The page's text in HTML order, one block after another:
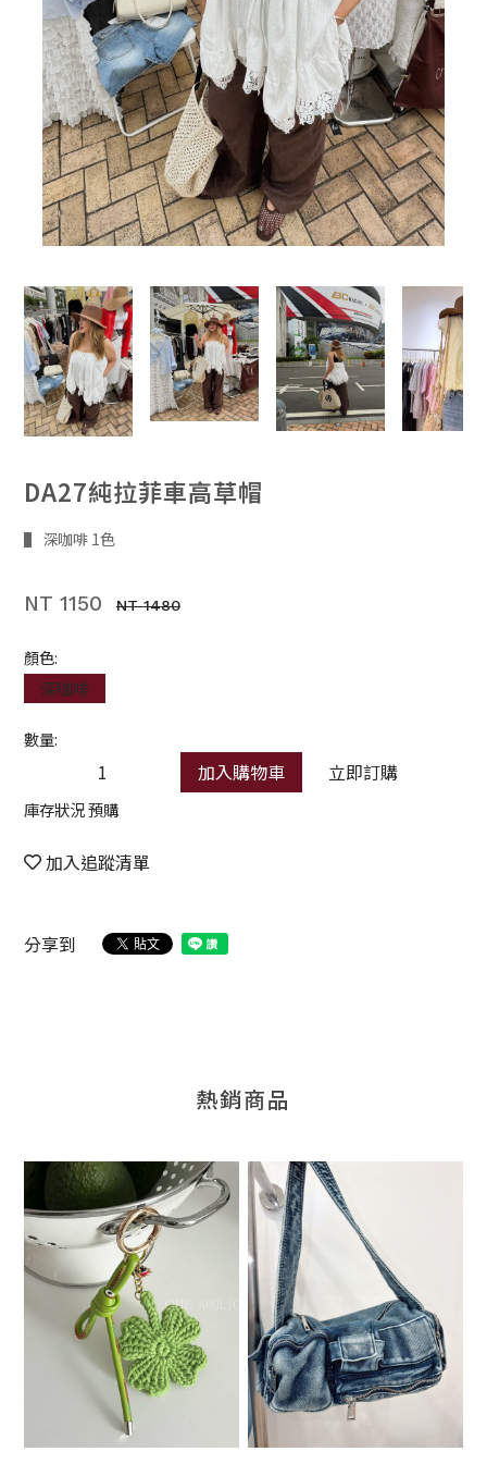
DA27純拉菲車高草帽
▌ 深咖啡 1色
NT 1150 NT 1480
顏色:
深咖啡
數量:
加入購物車 立即訂購
庫存狀況 預購
加入追蹤清單
分享到
熱銷商品